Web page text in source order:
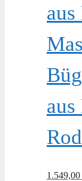
aus
1.549,00